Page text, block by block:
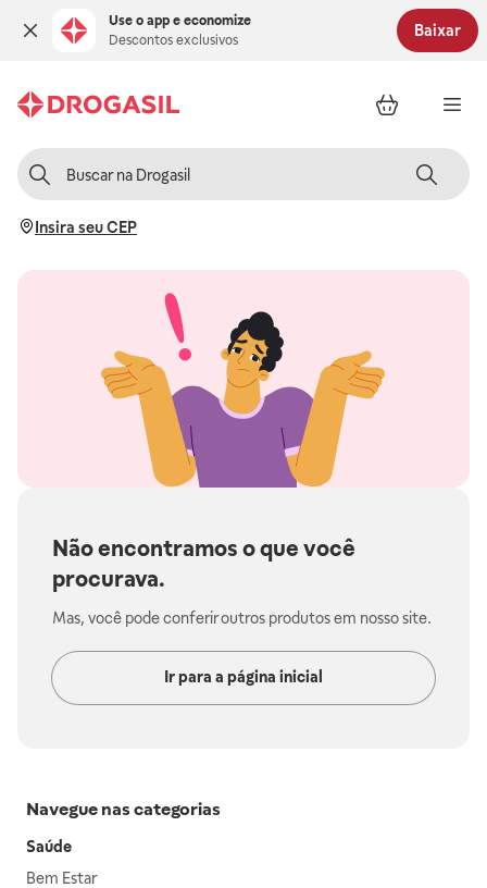
Use o app e economize
Descontos exclusivos
Baixar
Insira seu CEP
Não encontramos o que você
procurava.
Mas, você pode conferir outros produtos em nosso site.
Ir para a página inicial
Navegue nas categorias
Saúde
Bem Estar